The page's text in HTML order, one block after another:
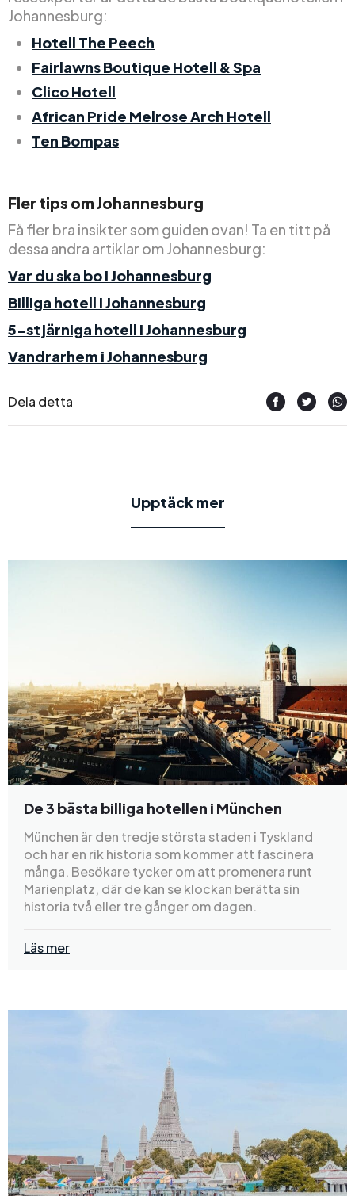
Johannesburg:
Hotell The Peech
Fairlawns Boutique Hotell & Spa
Clico Hotell
African Pride Melrose Arch Hotell
Ten Bompas
Fler tips om Johannesburg
Få fler bra insikter som guiden ovan! Ta en titt på
dessa andra artiklar om Johannesburg:
Var du ska bo i Johannesburg
Billiga hotell i Johannesburg
5-stjärniga hotell i Johannesburg
Vandrarhem i Johannesburg
Dela detta
Upptäck mer
De 3 bästa billiga hotellen i München
München är den tredje största staden i Tyskland
och har en rik historia som kommer att fascinera
många. Besökare tycker om att promenera runt
Marienplatz, där de kan se klockan berätta sin
historia två eller tre gånger om dagen.
Läs mer